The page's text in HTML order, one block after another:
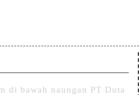
di bawah naungan PT Duta